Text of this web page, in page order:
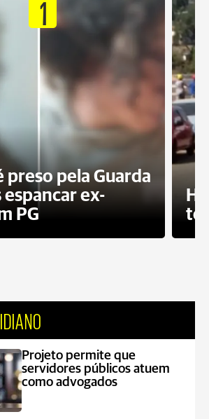
1
preso pela Guarda
espancar ex-
PG
Projeto permite que
servidores públicos atuem
como advogados